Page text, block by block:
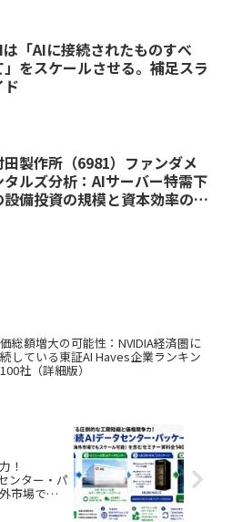
「AIに接続されたものすべ
」をスケールさせる。補足スラ
ド
田製作所（6981）ファンダメ
タルズ分析：AIサーバー特需下
設備投資の規模と資本効率の検
総額増大の可能性：NVIDIA経済圏に
している東証AI Haves企業ランキン
社（詳細版）
！
ンター・パ
市場でも